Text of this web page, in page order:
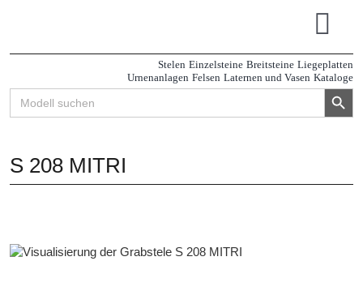
Stelen Einzelsteine Breitsteine Liegeplatten
Urnenanlagen Felsen Laternen und Vasen Kataloge
Search
for:
Search Button
S 208 MITRI